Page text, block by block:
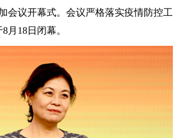
会议开幕式。会议严格落实疫情防控工
月18日闭幕。